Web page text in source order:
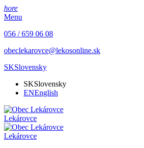
hore
Menu
056 / 659 06 08
obeclekarovce@lekosonline.sk
SKSlovensky
SKSlovensky
ENEnglish
Lekárovce
Lekárovce